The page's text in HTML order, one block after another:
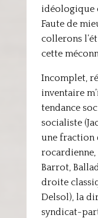
idéologique
Faute de
collerons
cette
Incomplet,
inventaire
tendance
socialiste
une fraction
rocardienne,
Barrot,
droite
Delsol), la
syndicat-